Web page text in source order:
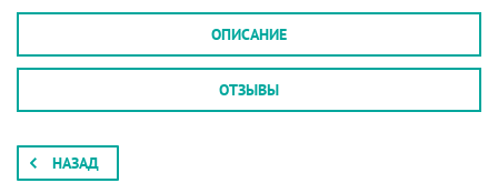
ОПИСАНИЕ
ОТЗЫВЫ
НАЗАД